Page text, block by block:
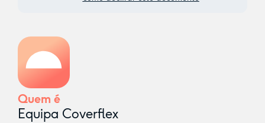
Quem é
Equipa Coverflex